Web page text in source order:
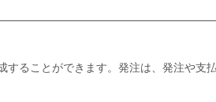
することができます。発注は、発注や支